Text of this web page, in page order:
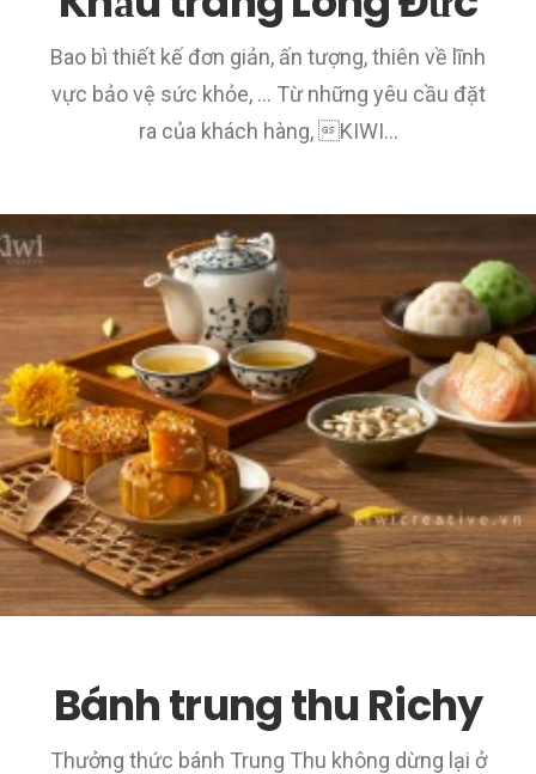
Bao bì thiết kế đơn giản, ấn tượng, thiên về lĩnh
vực bảo vệ sức khỏe, … Từ những yêu cầu đặt
ra của khách hàng, KIWI…
Bánh trung thu Richy
Thưởng thức bánh Trung Thu không dừng lại ở